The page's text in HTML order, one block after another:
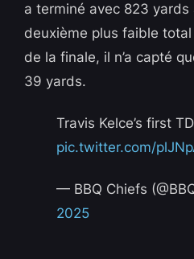
a terminé avec 823 yards
deuxième plus faible
de la finale, il n’a capté
39 yards.
Travis Kelce’s first
pic.twitter.com/
— BBQ Chiefs
2025